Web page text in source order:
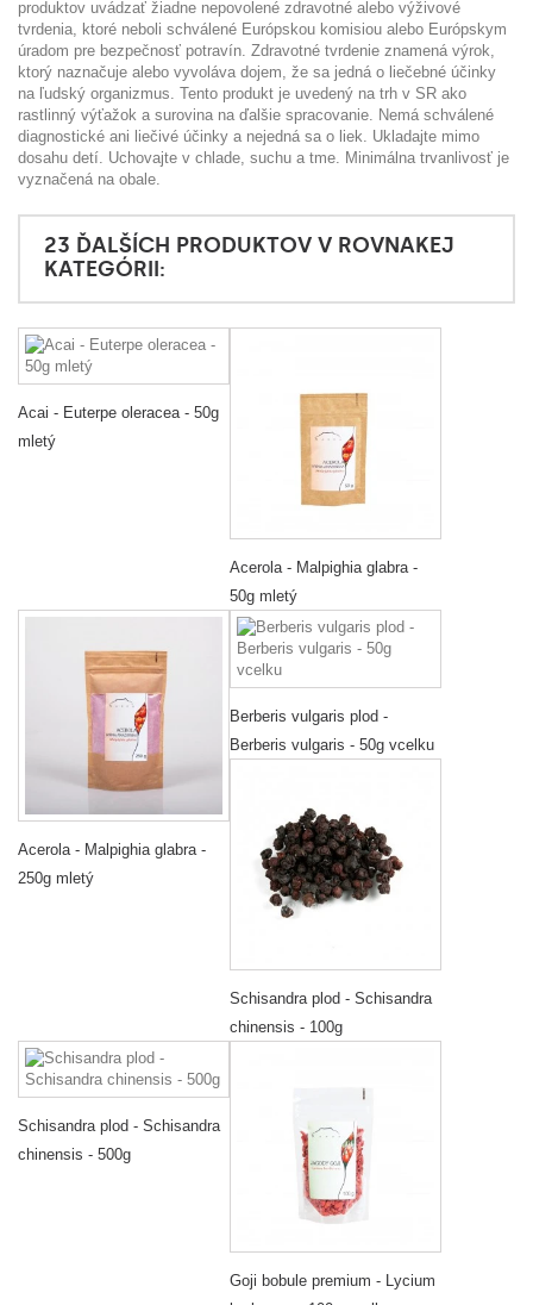
produktov uvádzať žiadne nepovolené zdravotné alebo výživové
tvrdenia, ktoré neboli schválené Európskou komisiou alebo Európskym
úradom pre bezpečnosť potravín. Zdravotné tvrdenie znamená výrok,
ktorý naznačuje alebo vyvoláva dojem, že sa jedná o liečebné účinky
na ľudský organizmus. Tento produkt je uvedený na trh v SR ako
rastlinný výťažok a surovina na ďalšie spracovanie. Nemá schválené
diagnostické ani liečivé účinky a nejedná sa o liek. Ukladajte mimo
dosahu detí. Uchovajte v chlade, suchu a tme. Minimálna trvanlivosť je
vyznačená na obale.
23 ĎALŠÍCH PRODUKTOV V ROVNAKEJ
KATEGÓRII:
Acai - Euterpe oleracea - 50g
mletý
Acerola - Malpighia glabra -
50g mletý
Acerola - Malpighia glabra -
250g mletý
Berberis vulgaris plod -
Berberis vulgaris - 50g vcelku
Schisandra plod - Schisandra
chinensis - 100g
Schisandra plod - Schisandra
chinensis - 500g
Goji bobule premium - Lycium